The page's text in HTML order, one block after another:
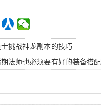
挑战神龙副本的技巧
法师也必须要有好的装备搭配